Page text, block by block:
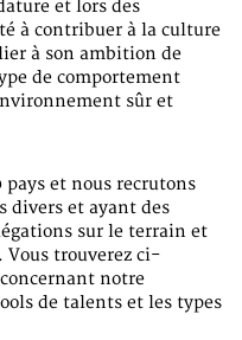
et lors des
à contribuer à la culture
à son ambition de
de comportement
sûr et
et nous recrutons
divers et ayant des
sur le terrain et
Vous trouverez ci-
notre
de talents et les types